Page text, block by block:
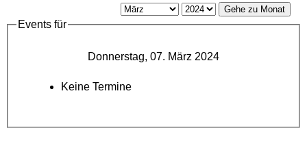
Gehe zu Monat
Events für
Donnerstag, 07. März 2024
Keine Termine